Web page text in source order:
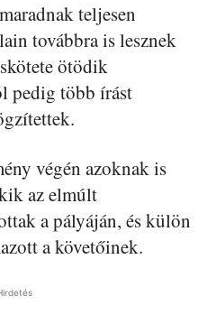
teljesen
továbbra is lesznek
ötödik
pedig több írást
végén azoknak is
az elmúlt
a pályáján, és külön
a követőinek.